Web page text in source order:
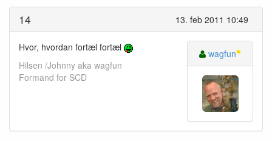
13. feb 2011 10:49
14
Hvor, hvordan fortæl fortæl
Hilsen /Johnny aka wagfun
Formand for SCD
wagfun